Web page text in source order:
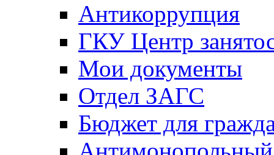
Антикоррупция
ГКУ Центр
Мои документы
Отдел ЗАГС
Бюджет для